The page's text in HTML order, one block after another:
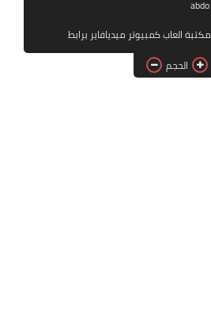
abdo
مكتبة العاب كمبيوتر ميديافاير برابط
الحجم